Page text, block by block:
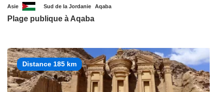
Asie Sud de la Jordanie Aqaba
Plage publique à Aqaba
Distance 185 km